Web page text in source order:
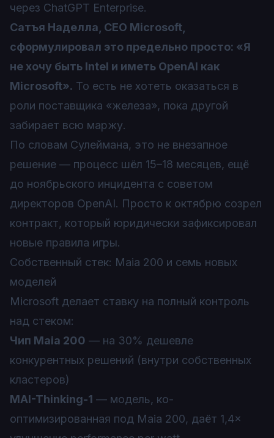
через ChatGPT Enterprise.
Сатъя Наделла, CEO Microsoft,
сформулировал это предельно просто: «Я
не хочу быть Intel и иметь OpenAI как
Microsoft». То есть не хотеть оказаться в
роли поставщика «железа», пока другой
забирает всю маржу.
По словам Сулеймана, это не внезапное
решение — процесс шёл 15–18 месяцев, ещё
до ноябрьского инцидента с советом
директоров OpenAI. Просто к октябрю созрел
контракт, который юридически зафиксировал
новые правила игры.
Собственный стек: Maia 200 и семь новых
моделей
Microsoft делает ставку на полный контроль
над стеком:
Чип Maia 200 — на 30% дешевле
конкурентных решений (внутри собственных
кластеров)
MAI-Thinking-1 — модель, ко-
оптимизированная под Maia 200, даёт 1,4×